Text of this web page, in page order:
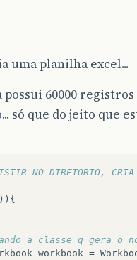
uma planilha excel...
60000
só que do jeito que
NO DIRETORIO, CRIA
a classe q gera o
workbook =